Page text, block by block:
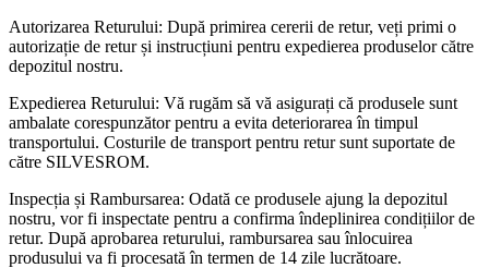
Autorizarea Returului: După primirea cererii de retur, veți primi o
autorizație de retur și instrucțiuni pentru expedierea produselor către
depozitul nostru.
Expedierea Returului: Vă rugăm să vă asigurați că produsele sunt
ambalate corespunzător pentru a evita deteriorarea în timpul
transportului. Costurile de transport pentru retur sunt suportate de
către SILVESROM.
Inspecția și Rambursarea: Odată ce produsele ajung la depozitul
nostru, vor fi inspectate pentru a confirma îndeplinirea condițiilor de
retur. După aprobarea returului, rambursarea sau înlocuirea
produsului va fi procesată în termen de 14 zile lucrătoare.